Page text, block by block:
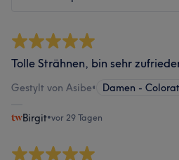
Tolle Strähnen, bin sehr
Gestylt von Asibe• Damen -
Birgit•vor 29 Tagen